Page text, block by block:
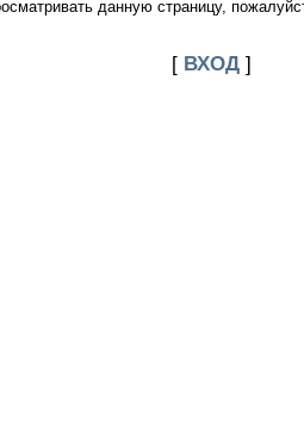
данную страницу,
[ ВХОД]